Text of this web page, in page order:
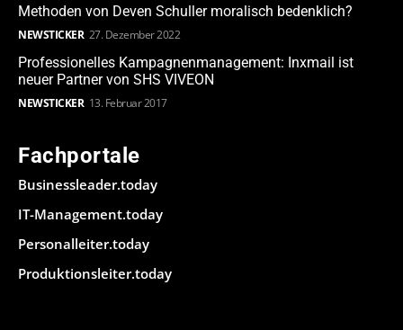
Methoden von Deven Schuller moralisch bedenklich?
NEWSTICKER 27. Dezember 2022
Professionelles Kampagnenmanagement: Inxmail ist
neuer Partner von SHS VIVEON
NEWSTICKER 13. Februar 2017
Fachportale
Businessleader.today
IT-Management.today
Personalleiter.today
Produktionsleiter.today